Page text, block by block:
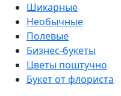
Шикарные
Необычные
Полевые
Бизнес-букеты
Цветы поштучно
Букет от флориста